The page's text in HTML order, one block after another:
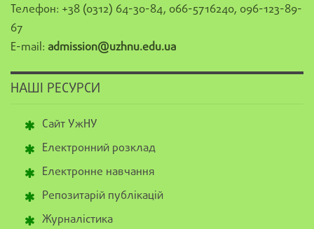
Телефон: +38 (0312) 64-30-84, 066-5716240, 096-123-89-
67
E-mail: admission@uzhnu.edu.ua
НАШІ РЕСУРСИ
Сайт УжНУ
Електронний розклад
Електронне навчання
Репозитарій публікацій
Журналістика